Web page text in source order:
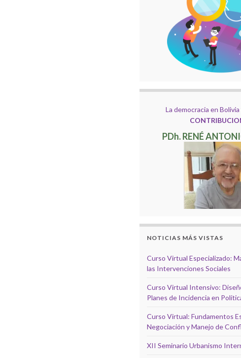
La democracia en
PDh. RENÉ
NOTICIAS MÁS VISTAS
Curso Virtual Especializado:
las Intervenciones Sociales
Curso Virtual Intensivo:
Planes de Incidencia en
Curso Virtual: Fundamentos
Negociación y Manejo de
XII Seminario Urbanismo